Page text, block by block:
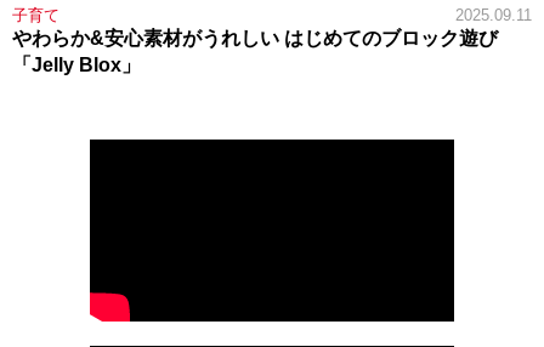
子育て 2025.09.11
やわらか&安心素材がうれしい はじめてのブロック遊び
「Jelly Blox」